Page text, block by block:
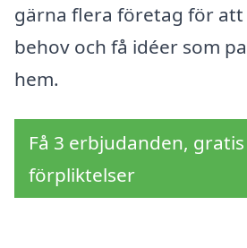
gärna flera företag för
behov och få idéer som
hem.
Få 3 erbjudanden,
förpliktelser